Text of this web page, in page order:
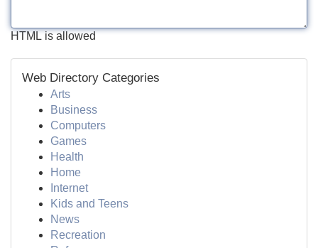
HTML is allowed
Web Directory Categories
Arts
Business
Computers
Games
Health
Home
Internet
Kids and Teens
News
Recreation